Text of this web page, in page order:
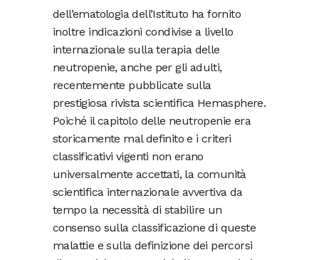
dell’ematologia dell’Istituto ha fornito
inoltre indicazioni condivise a livello
internazionale sulla terapia delle
neutropenie, anche per gli adulti,
recentemente pubblicate sulla
prestigiosa rivista scientifica Hemasphere.
Poiché il capitolo delle neutropenie era
storicamente mal definito e i criteri
classificativi vigenti non erano
universalmente accettati, la comunità
scientifica internazionale avvertiva da
tempo la necessità di stabilire un
consenso sulla classificazione di queste
malattie e sulla definizione dei percorsi